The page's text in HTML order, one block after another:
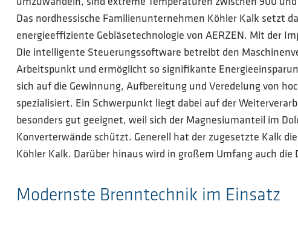
Das nordhessische Familienunternehmen Köhler Kalk setzt
energieeffiziente Gebläsetechnologie von AERZEN. Mit der
Die intelligente Steuerungssoftware betreibt den
Arbeitspunkt und ermöglicht so signifikante
sich auf die Gewinnung, Aufbereitung und Veredelung von
spezialisiert. Ein Schwerpunkt liegt dabei auf der
besonders gut geeignet, weil sich der Magnesiumanteil im
Konverterwände schützt. Generell hat der zugesetzte Kalk
Köhler Kalk. Darüber hinaus wird in großem Umfang auch
Modernste Brenntechnik im Einsatz